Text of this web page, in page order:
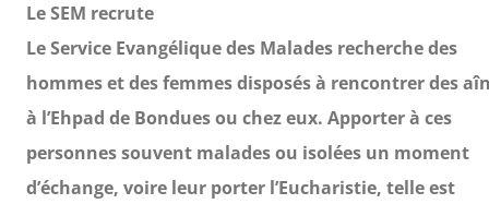
Le SEM recrute
Le Service Evangélique des Malades recherche des
hommes et des femmes disposés à rencontrer des
à l’Ehpad de Bondues ou chez eux. Apporter à ces
personnes souvent malades ou isolées un moment
d’échange, voire leur porter l’Eucharistie, telle est